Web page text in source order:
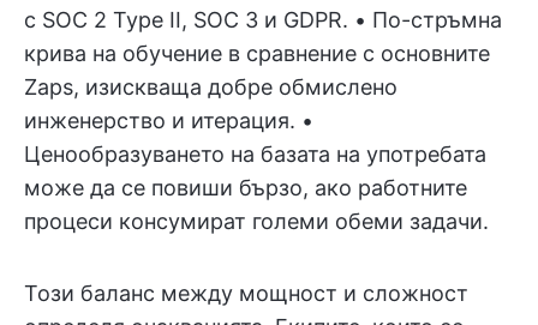
с SOC 2 Type II, SOC 3 и GDPR. • По-стръмна
крива на обучение в сравнение с основните
Zaps, изискваща добре обмислено
инженерство и итерация. •
Ценообразуването на базата на употребата
може да се повиши бързо, ако работните
процеси консумират големи обеми задачи.
Този баланс между мощност и сложност